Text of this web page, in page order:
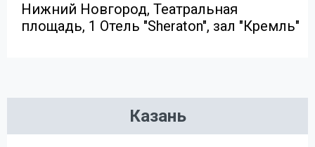
Нижний Новгород, Театральная
площадь, 1 Отель "Sheraton", зал "Кремль"
Казань